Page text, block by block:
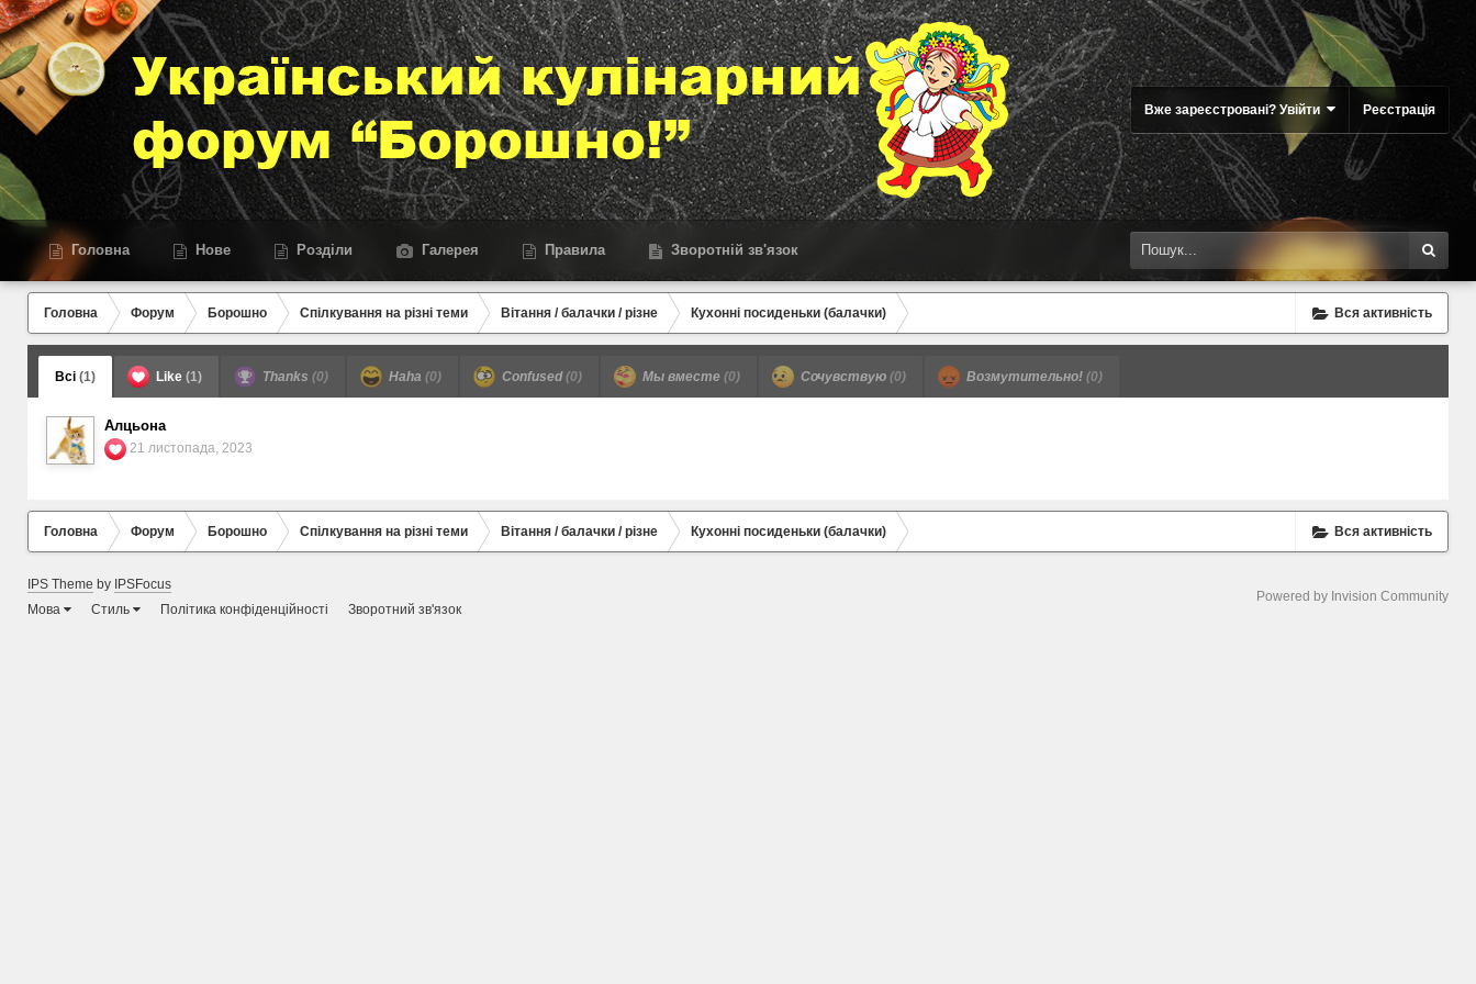
Вже зареєстровані? Увійти Реєстрація
Головна Нове Розділи Галерея Правила Зворотній зв'язок
Вся активність
Головна Форум Борошно Спілкування на різні теми Вітання / балачки / різне Кухонні посиденьки (балачки)
Всі (1) Like (1) Thanks (0) Haha (0) Confused(0) Мы вместе (0) Сочувствую (0) Возмутительно! (0)
Алцьона
21 листопада, 2023
Вся активність
Головна Форум Борошно Спілкування на різні теми Вітання / балачки / різне Кухонні посиденьки (балачки)
IPS Theme by IPSFocus
Мова
Стиль Політика конфіденційності Зворотний зв'язок
Powered by Invision Community